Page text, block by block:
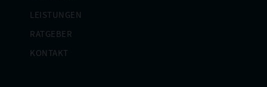
LEISTUNGEN
RATGEBER
KONTAKT